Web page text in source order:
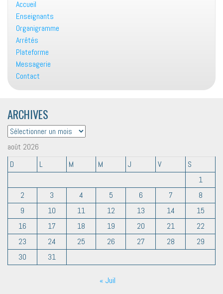
Accueil
Enseignants
Organigramme
Arrêtés
Plateforme
Messagerie
Contact
ARCHIVES
ARCHIVES
août 2026
D
L M M J V
S
1
2
3 4 5 6 7
8
9
10 11 12 13 14
15
16
17 18 19 20 21
22
23
24 25 26 27 28
29
30
31
« Juil